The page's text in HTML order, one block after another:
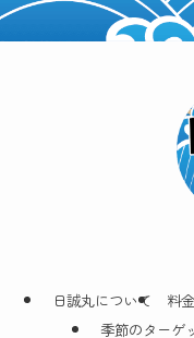
日誠丸について 料
季節のターゲ